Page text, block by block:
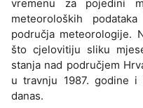
vremenu za pojedini
meteoroloških
područja meteorologije.
što cjelovitiju sliku
stanja nad područjem
u travnju 1987. godine
danas.